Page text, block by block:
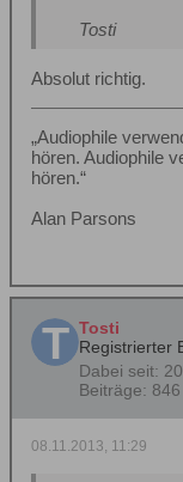
Tosti
Absolut richtig.
„Audiophile
hören. Audiophile
hören.“
Alan Parsons
Tosti
Registrierter
Dabei seit:
Beiträge: 846
08.11.2013, 11:29